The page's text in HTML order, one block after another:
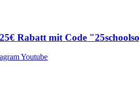
Rabatt mit Code
Youtube